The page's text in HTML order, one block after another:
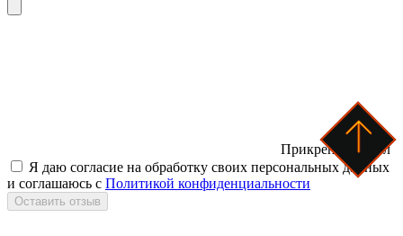
Прикрепить файл
Я даю согласие на обработку своих персональных данных
и соглашаюсь с Политикой конфиденциальности
Оставить отзыв